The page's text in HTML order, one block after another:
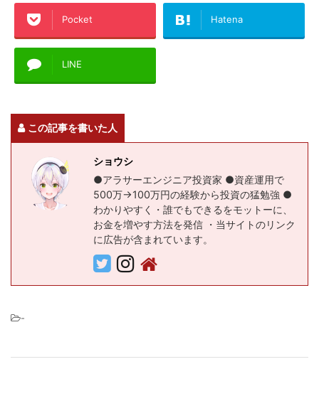
Pocket Hatena
LINE
この記事を書いた人
ショウシ
●アラサーエンジニア投資家 ●資産運用で
500万→100万円の経験から投資の猛勉強 ●
わかりやすく・誰でもできるをモットーに、
お金を増やす方法を発信 ・当サイトのリンク
に広告が含まれています。
-